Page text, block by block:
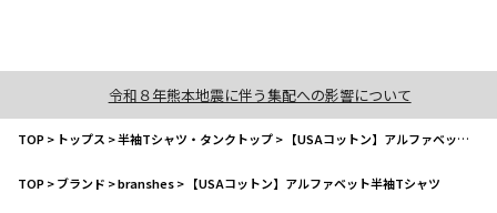
令和８年熊本地震に伴う集配への影響について
TOP> トップス >半袖Tシャツ・タンクトップ> 【USAコットン】アルファベット半袖Tシャツ
TOP>ブランド >branshes> 【USAコットン】アルファベット半袖Tシャツ